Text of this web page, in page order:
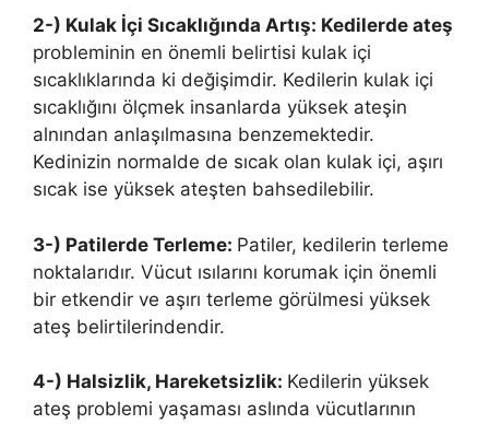
2-) Kulak İçi Sıcaklığında Artış: Kedilerde ateş
probleminin en önemli belirtisi kulak içi
sıcaklıklarında ki değişimdir. Kedilerin kulak içi
sıcaklığını ölçmek insanlarda yüksek ateşin
alnından anlaşılmasına benzemektedir.
Kedinizin normalde de sıcak olan kulak içi, aşırı
sıcak ise yüksek ateşten bahsedilebilir.
3-) Patilerde Terleme: Patiler, kedilerin terleme
noktalarıdır. Vücut ısılarını korumak için önemli
bir etkendir ve aşırı terleme görülmesi yüksek
ateş belirtilerindendir.
4-) Halsizlik, Hareketsizlik: Kedilerin yüksek
ateş problemi yaşaması aslında vücutlarının